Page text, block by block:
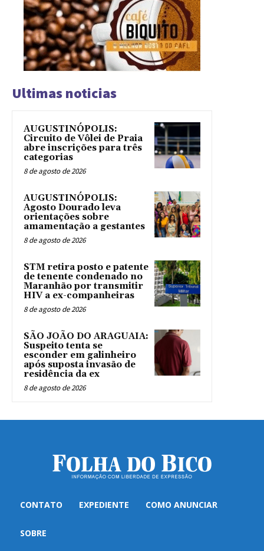
Ultimas noticias
AUGUSTINÓPOLIS:
Circuito de Vôlei de Praia
abre inscrições para três
categorias
8 de agosto de 2026
AUGUSTINÓPOLIS:
Agosto Dourado leva
orientações sobre
amamentação a gestantes
8 de agosto de 2026
STM retira posto e patente
de tenente condenado no
Maranhão por transmitir
HIV a ex-companheiras
8 de agosto de 2026
SÃO JOÃO DO ARAGUAIA:
Suspeito tenta se
esconder em galinheiro
após suposta invasão de
residência da ex
8 de agosto de 2026
CONTATO EXPEDIENTE COMO ANUNCIAR
SOBRE